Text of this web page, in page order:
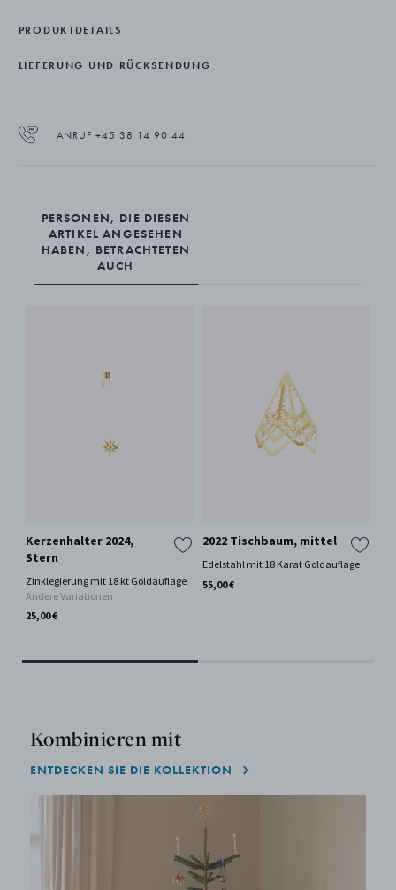
PRODUKTDETAILS
LIEFERUNG UND RÜCKSENDUNG
ANRUF +45 38 14 90 44
PERSONEN, DIE DIESEN
ARTIKEL ANGESEHEN
HABEN, BETRACHTETEN
AUCH
Kerzenhalter 2024,
Stern
Zinklegierung mit 18 kt Goldauflage
Andere Variationen
25,00 €
2022 Tischbaum, mittel
Edelstahl mit 18 Karat Goldauflage
55,00 €
Kombinieren mit
ENTDECKEN SIE DIE KOLLEKTION